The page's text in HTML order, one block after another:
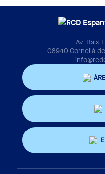
Av. Baix
08940 Cornellà